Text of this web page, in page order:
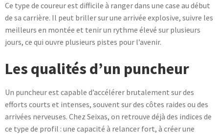
Ce type de coureur est difficile à ranger dans une case au début
de sa carrière. Il peut briller sur une arrivée explosive, suivre les
meilleurs en montée et tenir un rythme élevé sur plusieurs
jours, ce qui ouvre plusieurs pistes pour l’avenir.
Les qualités d’un puncheur
Un puncheur est capable d’accélérer brutalement sur des
efforts courts et intenses, souvent sur des côtes raides ou des
arrivées nerveuses. Chez Seixas, on retrouve déjà des indices de
ce type de profil : une capacité à relancer fort, à créer une